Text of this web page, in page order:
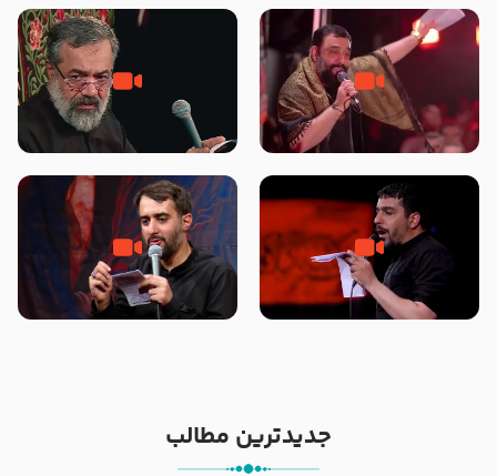
جانا جانا ابی عبدالله – کربلایی جواد
مقدم – شب هشتم محرم 1448 –
مادر منم مثل تو خمیدم – حاج
محمود کریمی – شهادت حضرت
هیئت رایة العباس علیه السلام
تک ، عبّاس، صاحب دل‌هاست –
حاج حنیف طاهری – عزاداری شب
من غلام نوکراتم من عاشق کربلاتم
– شور زمینه – شب هفتم – محرم
جدیدترین مطالب